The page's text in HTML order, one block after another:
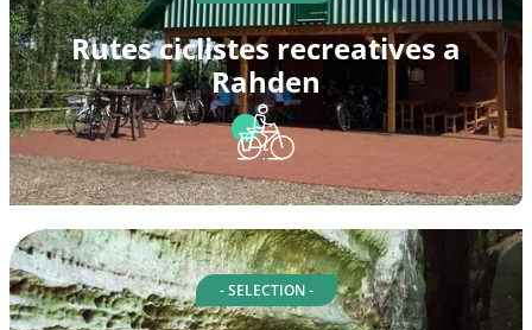
Rutes ciclistes recreatives a
Rahden
- SELECTION -